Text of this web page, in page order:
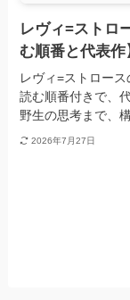
レヴィ=ストロ
む順番と代表作
レヴィ=ストロー
読む順番付きで、
野生の思考まで、
2026年7月27日